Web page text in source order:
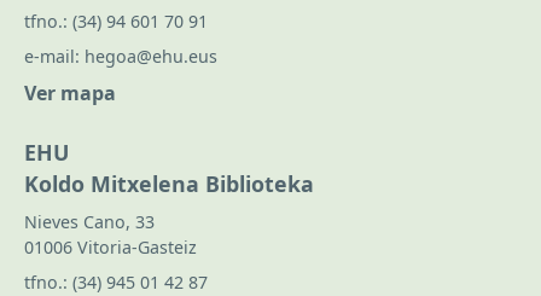
tfno.: (34) 94 601 70 91
e-mail: hegoa@ehu.eus
Ver mapa
EHU
Koldo Mitxelena Biblioteka
Nieves Cano, 33
01006 Vitoria-Gasteiz
tfno.: (34) 945 01 42 87